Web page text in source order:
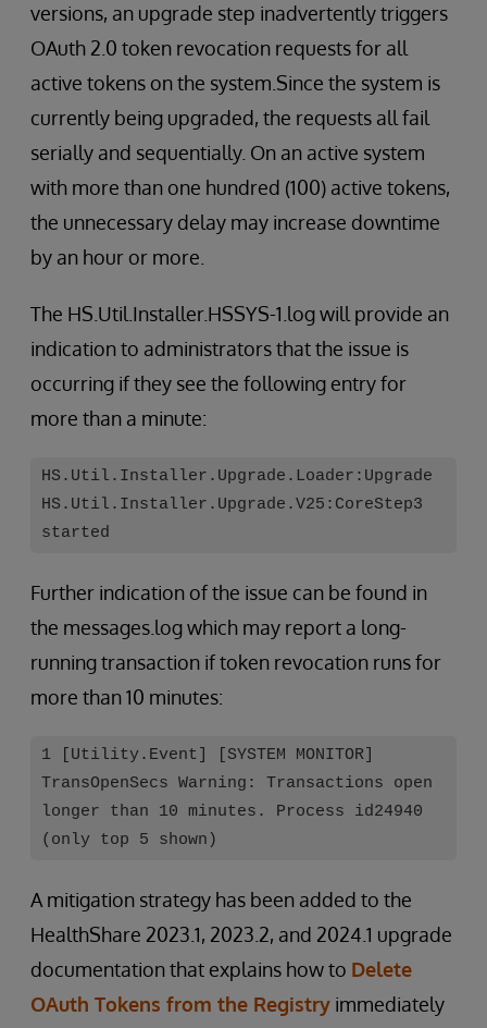
versions, an upgrade step inadvertently triggers
OAuth 2.0 token revocation requests for all
active tokens on the system.Since the system is
currently being upgraded, the requests all fail
serially and sequentially. On an active system
with more than one hundred (100) active tokens,
the unnecessary delay may increase downtime
by an hour or more.
The HS.Util.Installer.HSSYS-1.log will provide an
indication to administrators that the issue is
occurring if they see the following entry for
more than a minute:
HS.Util.Installer.Upgrade.Loader:Upgrade
HS.Util.Installer.Upgrade.V25:CoreStep3
started
Further indication of the issue can be found in
the messages.log which may report a long-
running transaction if token revocation runs for
more than 10 minutes:
1 [Utility.Event] [SYSTEM MONITOR]
TransOpenSecs Warning: Transactions open
longer than 10 minutes. Process id24940
(only top 5 shown)
A mitigation strategy has been added to the
HealthShare 2023.1, 2023.2, and 2024.1 upgrade
documentation that explains how to Delete
OAuth Tokens from the Registry immediately